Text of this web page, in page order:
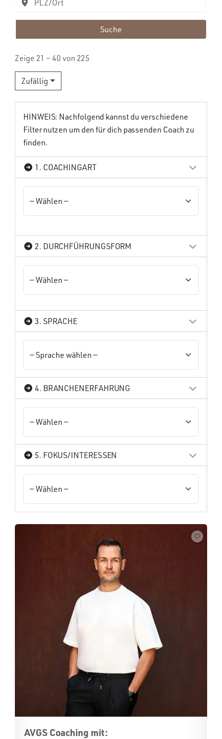
Suche
Zeige 21 – 40 von 225
Zufällig
HINWEIS: Nachfolgend kannst du verschiedene
Filter nutzen um den für dich passenden Coach zu
finden.
1. COACHINGART
2. DURCHFÜHRUNGSFORM
3. SPRACHE
4. BRANCHENERFAHRUNG
5. FOKUS/INTERESSEN
AVGS Coaching mit: